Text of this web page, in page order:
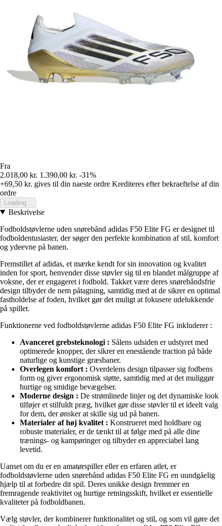
Fra
2.018,00 kr. 1.390,00 kr. -31%
+69,50 kr. gives til din naeste ordre Krediteres efter bekraeftelse af din
ordre
Loading...
Beskrivelse
Fodboldstøvlerne uden snørebånd adidas F50 Elite FG er designet til
fodboldentusiaster, der søger den perfekte kombination af stil, komfort
og ydeevne på banen.
Fremstillet af adidas, et mærke kendt for sin innovation og kvalitet
inden for sport, henvender disse støvler sig til en blandet målgruppe af
voksne, der er engageret i fodbold. Takket være deres snørebåndsfrie
design tilbyder de nem påtagning, samtidig med at de sikrer en optimal
fastholdelse af foden, hvilket gør det muligt at fokusere udelukkende
på spillet.
Funktionerne ved fodboldstøvlerne adidas F50 Elite FG inkluderer :
Avanceret grebsteknologi : Sålens udsiden er udstyret med
optimerede knopper, der sikrer en enestående traction på både
naturlige og kunstige græsbaner.
Overlegen komfort : Overdelens design tilpasser sig fodbens
form og giver ergonomisk støtte, samtidig med at det muliggør
hurtige og smidige bevægelser.
Moderne design : De strømlinede linjer og det dynamiske look
tilføjer et stilfuldt præg, hvilket gør disse støvler til et ideelt valg
for dem, der ønsker at skille sig ud på banen.
Materialer af høj kvalitet : Konstrueret med holdbare og
robuste materialer, er de tænkt til at følge med på alle dine
trænings- og kampøringer og tilbyder en appreciabel lang
levetid.
Uanset om du er en amatørspiller eller en erfaren atlet, er
fodboldstøvlerne uden snørebånd adidas F50 Elite FG en uundgåelig
hjælp til at forbedre dit spil. Deres unikke design fremmer en
fremragende reaktivitet og hurtige retningsskift, hvilket er essentielle
kvaliteter på fodboldbanen.
Vælg støvler, der kombinerer funktionalitet og stil, og som vil gøre det